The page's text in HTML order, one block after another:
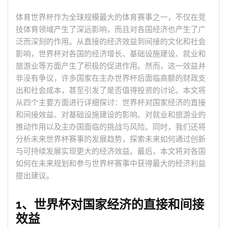
体育世界杯作为全球规模最大的体育赛事之一，不仅在竞
技体育领域产生了深远影响，而且对各国经济也产生了广
泛而深刻的作用。从直接的经济效益到间接的文化和社会
影响，世界杯对各国的经济增长、基础设施建设、就业和
旅游业等方面产生了积极的促进作用。然而，这一效益并
非没有争议，许多国家在主办世界杯后面临高额的财政支
出和社会成本，甚至引发了是否值得投资的讨论。本文将
从四个主要方面进行详细探讨：世界杯对国家经济的直接
和间接效益、对基础设施建设的影响、对就业和旅游业的
推动作用以及主办国面临的挑战与风险。同时，我们还将
分析未来世界杯赛事的发展趋势，探索未来如何通过创新
与可持续发展实现更大的经济效益。最后，本文将对各国
如何在未来规划和参与世界杯赛事中获得最大的经济利益
提出建议。
1、世界杯对国家经济的直接和间接
效益